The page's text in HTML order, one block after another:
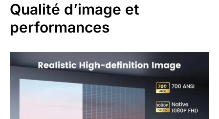
Qualité d’image et
performances